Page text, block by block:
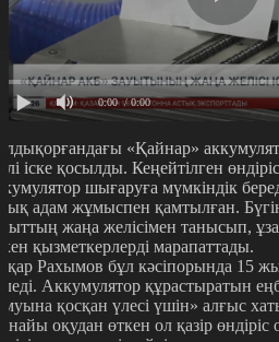
0:00 / 0:00
«Қайнар»
іске қосылды. Кеңейтілген
шығаруға мүмкіндік
адам жұмыспен қамтылған.
жаңа желісімен танысып,
қызметкерлерді марапаттады.
Рахымов бұл кәсіпорында 15
Аккумулятор құрастыратын
қосқан үлесі үшін» алғыс
оқудан өткен ол қазір